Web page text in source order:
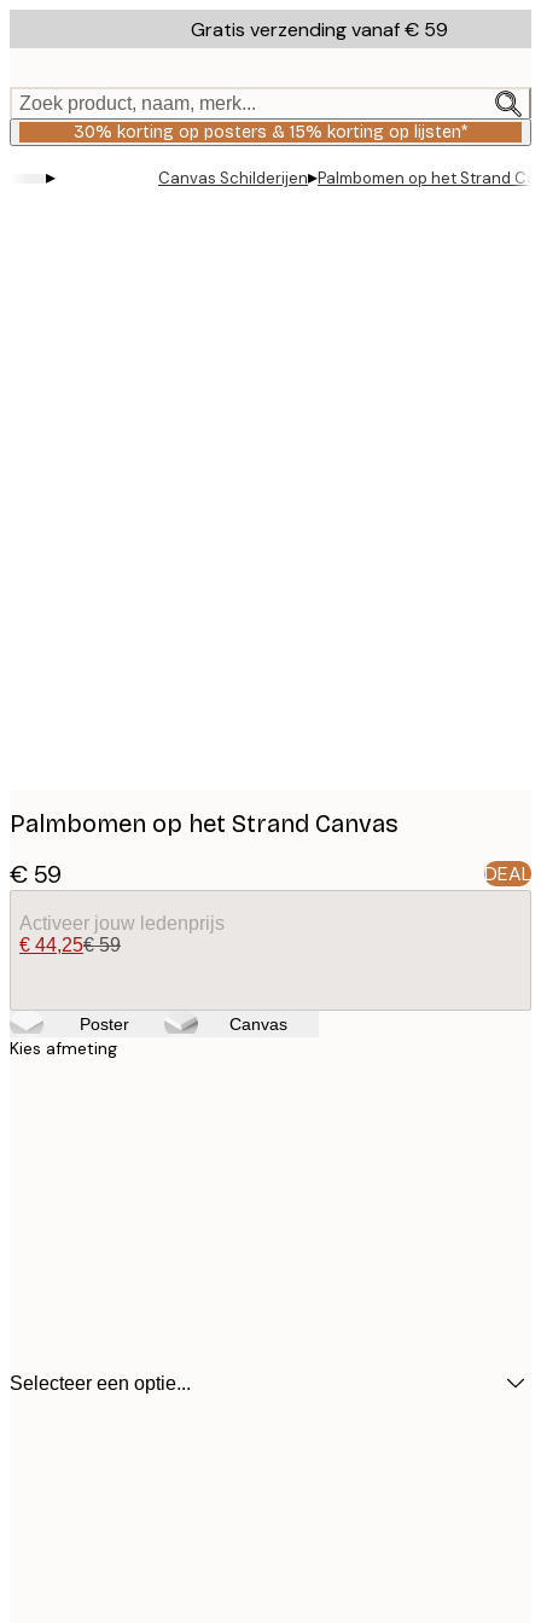
to
content.
Gratis verzending vanaf € 59
Zoek product, naam, merk...
30% korting op posters & 15% korting op lijsten*
▸ Canvas Schilderijen▸Palmbomen op het Strand
Palmbomen op het Strand Canvas
€ 59 DEAL
Activeer jouw ledenprijs
€ 44,25€ 59
Poster Canvas
Kies afmeting
Selecteer een optie...